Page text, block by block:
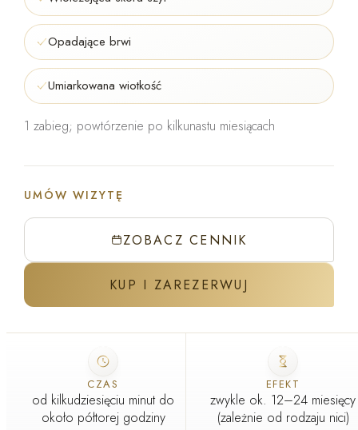
ZABIEG W GABINECIE J'ADORE
Opadające brwi
Umiarkowana wiotkość
1 zabieg; powtórzenie po kilkunastu miesiącach
UMÓW WIZYTĘ
ZOBACZ CENNIK
KUP I ZAREZERWUJ
CZAS
od kilkudziesięciu minut do
około półtorej godziny
EFEKT
zwykle ok. 12–24 miesięcy
(zależnie od rodzaju nici)